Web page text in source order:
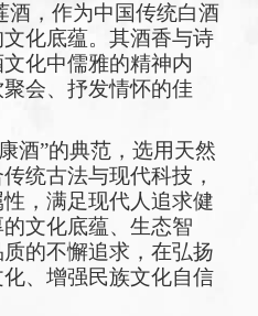
酒，作为中国传统白酒
化底蕴。其酒香与诗
化中儒雅的精神内
会、抒发情怀的佳
酒”的典范，选用天然
统古法与现代科技，
，满足现代人追求健
文化底蕴、生态智
的不懈追求，在弘扬
、增强民族文化自信